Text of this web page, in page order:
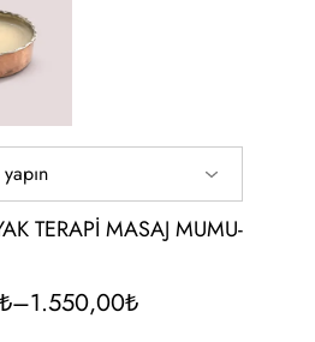
TERAPİ MASAJ MUMU-
–1.550,00₺